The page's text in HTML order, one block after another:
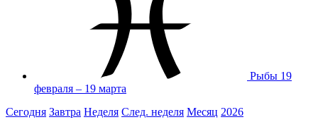
Рыбы 19
февраля – 19 марта
Сегодня Завтра Неделя След. неделя Месяц 2026